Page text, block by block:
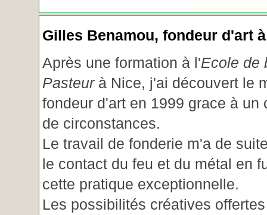
Gilles Benamou, fondeur d'art
Après une formation à l'Ecole de
Pasteurà Nice, j'ai découvert le
fondeur d'art en 1999 grace à un
de circonstances.
Le travail de fonderie m'a de
le contact du feu et du métal en
cette pratique exceptionnelle.
Les possibilités créatives